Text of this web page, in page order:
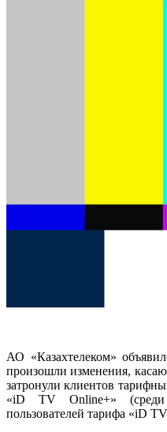
АО «Казахтелеком»
произошли изменения,
затронули клиентов
«iD TV Online+»
пользователей тарифа «iD